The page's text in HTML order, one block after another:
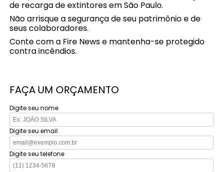
de recarga de extintores em São Paulo.
Não arrisque a segurança de seu patrimônio e de
seus colaboradores.
Conte com a Fire News e mantenha-se protegido
contra incêndios.
FAÇA UM ORÇAMENTO
Digite seu nome
Digite seu email
Digite seu telefone